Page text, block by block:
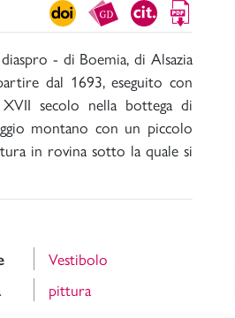
- di Boemia, di Alsazia
dal 1693, eseguito con
secolo nella bottega di
montano con un piccolo
in rovina sotto la quale si
Vestibolo
pittura